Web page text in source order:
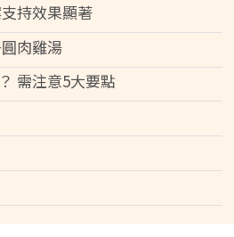
持效果顯著
肉雞湯
需注意5大要點